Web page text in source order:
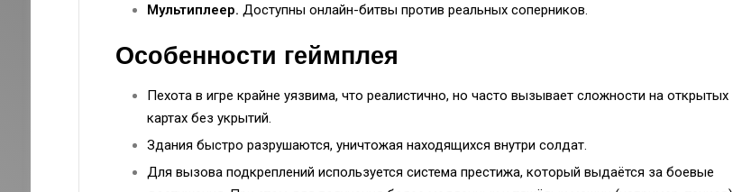
Мультиплеер. Доступны онлайн-битвы против реальных соперников.
Особенности геймплея
Пехота в игре крайне уязвима, что реалистично, но часто вызывает сложности на открытых
картах без укрытий.
Здания быстро разрушаются, уничтожая находящихся внутри солдат.
Для вызова подкреплений используется система престижа, который выдаётся за боевые